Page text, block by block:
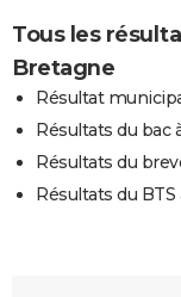
Tous les
Bretagne
Résultat
Résultats du bac
Résultats du
Résultats du